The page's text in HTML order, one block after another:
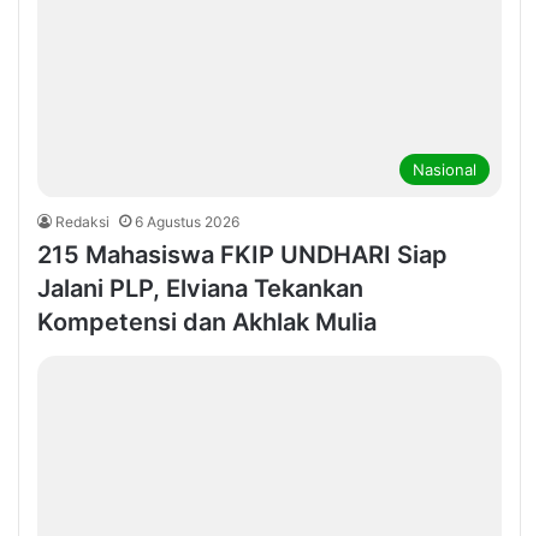
Nasional
Redaksi 6 Agustus 2026
215 Mahasiswa FKIP UNDHARI Siap
Jalani PLP, Elviana Tekankan
Kompetensi dan Akhlak Mulia